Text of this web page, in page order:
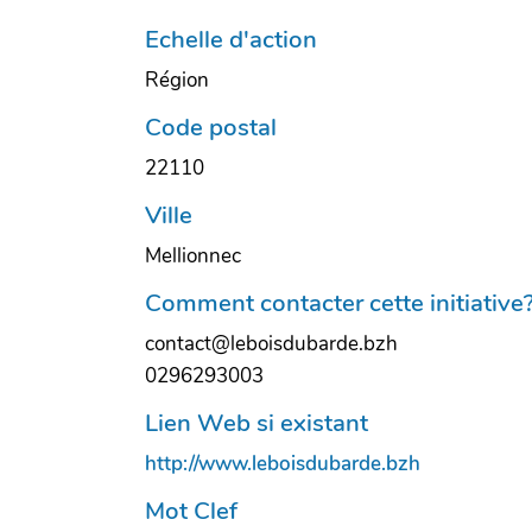
Echelle d'action
Région
Code postal
22110
Ville
Mellionnec
Comment contacter cette
contact@leboisdubarde.bzh
0296293003
Lien Web si existant
http://www.leboisdubarde.bzh
Mot Clef